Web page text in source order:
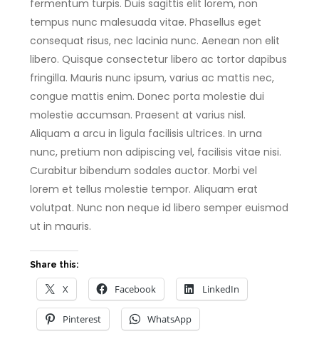
fermentum turpis. Duis sagittis elit lorem, non
tempus nunc malesuada vitae. Phasellus eget
consequat risus, nec lacinia nunc. Aenean non elit
libero. Quisque consectetur libero ac tortor dapibus
fringilla. Mauris nunc ipsum, varius ac mattis nec,
congue mattis enim. Donec porta molestie dui
molestie accumsan. Praesent at varius nisl.
Aliquam a arcu in ligula facilisis ultrices. In urna
nunc, pretium non adipiscing vel, facilisis vitae nisi.
Curabitur bibendum sodales auctor. Morbi vel
lorem et tellus molestie tempor. Aliquam erat
volutpat. Nunc non neque id libero semper euismod
ut in mauris.
Share this:
X Facebook LinkedIn
Pinterest WhatsApp